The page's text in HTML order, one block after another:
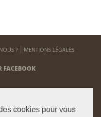
cookies pour vous
? MENTIONS LÉGALES
FACEBOOK